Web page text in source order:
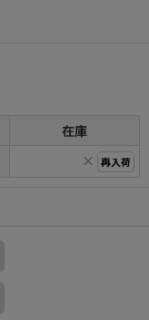
在庫
× 再入荷